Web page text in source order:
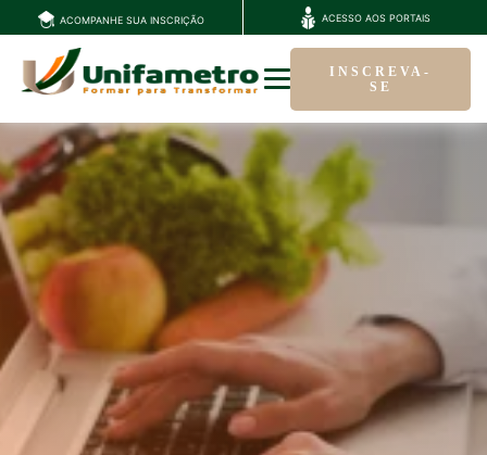
ACOMPANHE SUA INSCRIÇÃO ACESSO AOS PORTAIS
INSCREVA-
SE